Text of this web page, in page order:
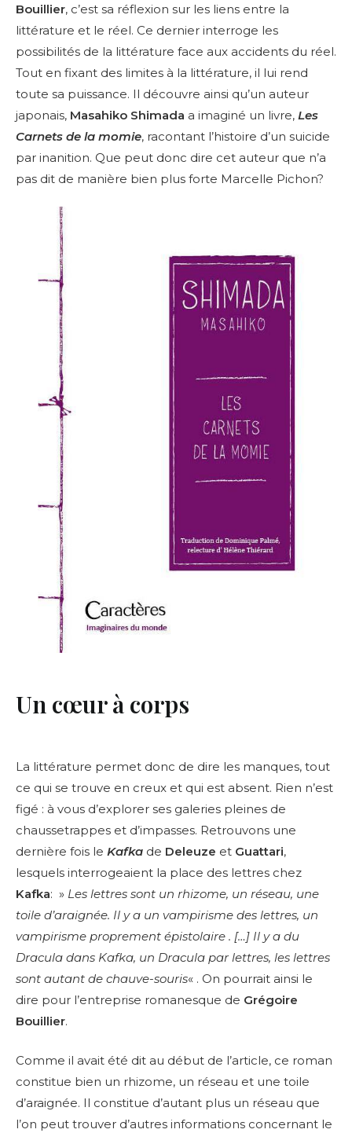
Bouillier, c’est sa réflexion sur les liens entre la
littérature et le réel. Ce dernier interroge les
possibilités de la littérature face aux accidents du réel.
Tout en fixant des limites à la littérature, il lui rend
toute sa puissance. Il découvre ainsi qu’un auteur
japonais, Masahiko Shimada a imaginé un livre, Les
Carnets de la momie, racontant l’histoire d’un suicide
par inanition. Que peut donc dire cet auteur que n’a
pas dit de manière bien plus forte Marcelle Pichon?
Un cœur à corps
La littérature permet donc de dire les manques, tout
ce qui se trouve en creux et qui est absent. Rien n’est
figé : à vous d’explorer ses galeries pleines de
chaussetrappes et d’impasses. Retrouvons une
dernière fois le Kafka de Deleuze et Guattari,
lesquels interrogeaient la place des lettres chez
Kafka: » Les lettres sont un rhizome, un réseau, une
toile d’araignée. Il y a un vampirisme des lettres, un
vampirisme proprement épistolaire . […] Il y a du
Dracula dans Kafka, un Dracula par lettres, les lettres
sont autant de chauve-souris« . On pourrait ainsi le
dire pour l’entreprise romanesque de Grégoire
Bouillier.
Comme il avait été dit au début de l’article, ce roman
constitue bien un rhizome, un réseau et une toile
d’araignée. Il constitue d’autant plus un réseau que
l’on peut trouver d’autres informations concernant le